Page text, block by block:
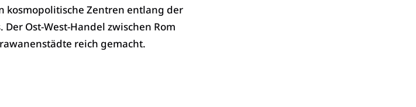
kosmopolitische Zentren entlang der
Ost-West-Handel zwischen Rom
reich gemacht.